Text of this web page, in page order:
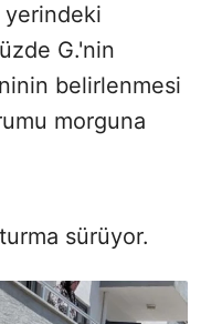
yerindeki
G.'nin
belirlenmesi
morguna
sürüyor.